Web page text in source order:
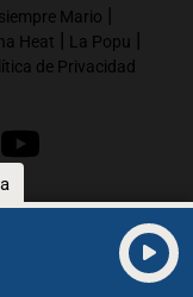
Mario |
Heat | La Popu |
de Privacidad